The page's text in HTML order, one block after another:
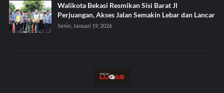
Walikota Bekasi Resmikan Sisi Barat Jl
Perjuangan, Akses Jalan Semakin Lebar dan Lancar
Senin, Januari 19, 2026